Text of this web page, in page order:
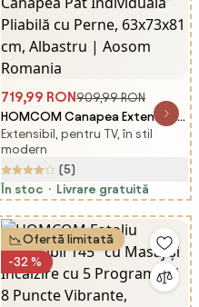
719,99 RON909,99 RON
HOMCOM Canapea Extensibilă
cu Spătar Reglabil pe 5 Nivele,
Canapea Pat Individuală Pliabilă
cu Perne, 63x73x81 cm, Albastru
| Aosom Romania
Extensibil, pentru TV, în stil
modern
(5)
În stoc
Livrare gratuită
Ofertă limitată
-32 %